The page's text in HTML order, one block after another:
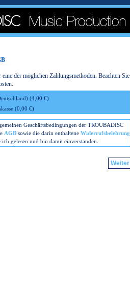
der möglichen Zahlungsmethoden. Beachten Sie
(4,00 €)
(0,00 €)
Geschäftsbedingungen der TROUBADISC
AGB sowie die darin enthaltene Widerrufsbelehrung
gelesen und bin damit einverstanden.
Weiter